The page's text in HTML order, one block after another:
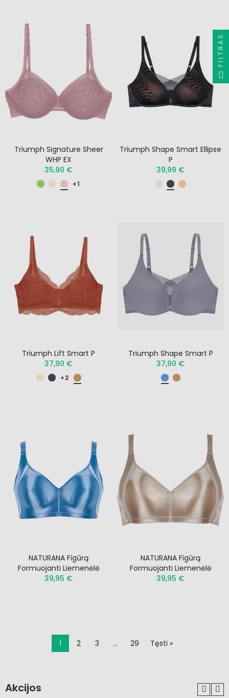
Triumph Signature Sheer
WHP EX
35,90 €
+1
Triumph Shape Smart Ellipse
P
39,99 €
Triumph Lift Smart P
37,90 €
+2
Triumph Shape Smart P
37,90 €
NATURANA Figūrą
Formuojanti Liemenėlė
39,95 €
NATURANA Figūrą
Formuojanti Liemenėlė
39,95 €
1 2 3 … 29 Tęsti »
Akcijos
FILTRAS